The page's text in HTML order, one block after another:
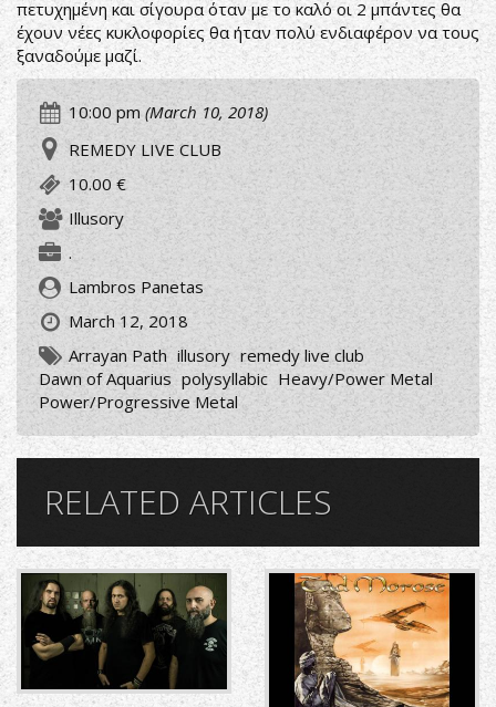
πετυχημένη και σίγουρα όταν με το καλό οι 2 μπάντες θα
έχουν νέες κυκλοφορίες θα ήταν πολύ ενδιαφέρον να τους
ξαναδούμε μαζί.
10:00 pm (March 10, 2018)
REMEDY LIVE CLUB
10.00 €
Illusory
.
Lambros Panetas
March 12, 2018
Arrayan Path illusory remedy live club
Dawn of Aquarius polysyllabic Heavy/Power Metal
Power/Progressive Metal
RELATED ARTICLES